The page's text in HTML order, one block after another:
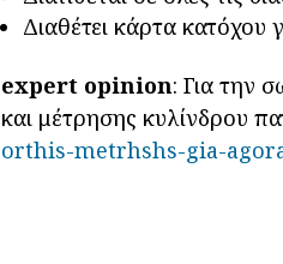
Διαθέτει κάρτα
expert opinion: Για την
και μέτρησης κυλίνδρου
orthis-metrhshs-gia-